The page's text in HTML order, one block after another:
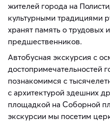
жителей города на
культурными традициями
хранят память о трудовых
предшественников.
Автобусная экскурсия с
достопримечательностей
познакомимся с
с архитектурой здешних
площадкой на Соборной
экскурсии мы посетим